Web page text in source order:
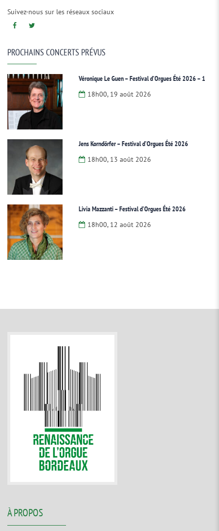
Suivez-nous sur les réseaux sociaux
PROCHAINS CONCERTS PRÉVUS
Véronique Le Guen – Festival d’Orgues Été 2026 – 1
18h00, 19 août 2026
Jens Korndörfer – Festival d’Orgues Été 2026
18h00, 13 août 2026
Livia Mazzanti – Festival d’Orgues Été 2026
18h00, 12 août 2026
À PROPOS